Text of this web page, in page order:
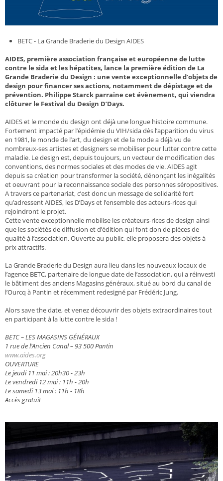
BETC - La Grande Braderie du Design AIDES
AIDES, première association française et européenne de lutte
contre le sida et les hépatites, lance la première édition de La
Grande Braderie du Design : une vente exceptionnelle d’objets de
design pour financer ses actions, notamment de dépistage et de
prévention. Philippe Starck parraine cet évènement, qui viendra
clôturer le Festival du Design D’Days.
AIDES et le monde du design ont déjà une longue histoire commune.
Fortement impacté par l’épidémie du VIH/sida dès l’apparition du virus
en 1981, le monde de l’art, du design et de la mode a déjà vu de
nombreux-ses artistes et designers se mobiliser pour lutter contre cette
maladie. Le design est, depuis toujours, un vecteur de modification des
conventions, des normes sociales et des modes de vie. AIDES agit
depuis sa création pour transformer la société, dénonçant les inégalités
et oeuvrant pour la reconnaissance sociale des personnes séropositives.
A travers ce partenariat, c’est donc un message de solidarité fort
qu’adressent AIDES, les D’Days et l’ensemble des acteurs-rices qui
rejoindront le projet.
Cette vente exceptionnelle mobilise les créateurs-rices de design ainsi
que les sociétés de diffusion et d’édition qui font don de pièces de
qualité à l’association. Ouverte au public, elle proposera des objets à
prix attractifs.
La Grande Braderie du Design aura lieu dans les nouveaux locaux de
l’agence BETC, partenaire de longue date de l’association, qui a réinvesti
le bâtiment des anciens Magasins généraux, situé au bord du canal de
l’Ourcq à Pantin et récemment redesigné par Frédéric Jung.
Alors save the date, et venez découvrir des objets extraordinaires tout
en participant à la lutte contre le sida !
BETC – LES MAGASINS GÉNÉRAUX
1 rue de l’Ancien Canal – 93 500 Pantin
www.aides.org
OUVERTURE
Le jeudi 11 mai : 20h30 - 23h
Le vendredi 12 mai : 11h - 20h
Le samedi 13 mai : 11h - 18h
Accès gratuit